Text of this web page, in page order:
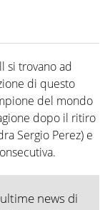
si trovano ad
di questo
del mondo
dopo il ritiro
Sergio Perez) e
news di